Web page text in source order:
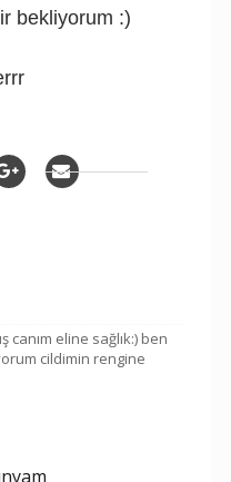
bekliyorum :)
canım eline sağlık:) ben
cildimin rengine